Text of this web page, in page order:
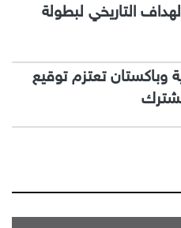
التاريخي لبطولة
وباكستان تعتزم توقيع